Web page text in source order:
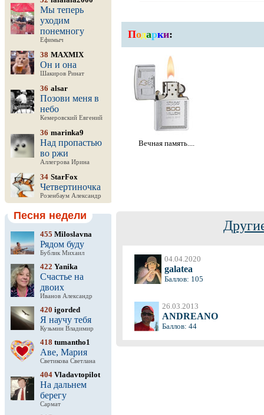
Мы теперь
уходим
понемногу
Ефимыч
38 MAXMIX
Он и она
Шакиров Ринат
36 alsar
Позови меня в
небо
Кемеровский Евгений
36 marinka9
Над пропастью
во ржи
Аллегрова Ирина
34 StarFox
Четвертиночка
Розенбаум Александр
Песня недели
455 Miloslavna
Рядом буду
Бублик Михаил
422 Yanika
Счастье на
двоих
Иванов Александр
420 igorded
Я научу тебя
Кузьмин Владимир
418 tumantho1
Аве, Мария
Светикова Светлана
404 Vladavtopilot
На дальнем
берегу
Сармат
Подарки:
Вечная память....
04.04.2020
galatea
Баллов: 105
26.03.2013
ANDREANO
Баллов: 44